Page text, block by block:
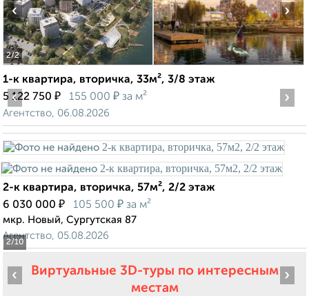
2/2
‹ ›
1-к квартира, вторичка, 33м², 3/8 этаж
5 122 750 ₽ 155 000 ₽ за м²
Агентство, 06.08.2026
2/10
‹ ›
2-к квартира, вторичка, 57м², 2/2 этаж
6 030 000 ₽ 105 500 ₽ за м²
мкр. Новый, Сургутская 87
Агентство, 05.08.2026
Виртуальные 3D-туры по интересным
местам
‹ ›